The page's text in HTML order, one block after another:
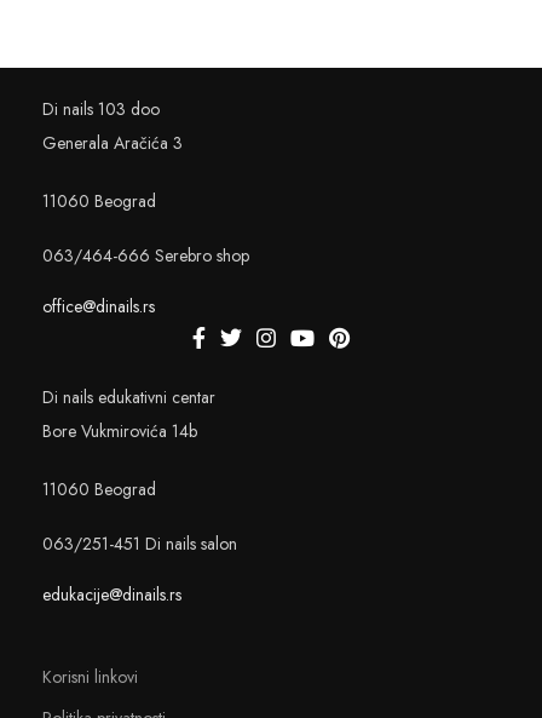
Di nails 103 doo
Generala Aračića 3
11060 Beograd
063/464-666 Serebro shop
office@dinails.rs
Di nails edukativni centar
Bore Vukmirovića 14b
11060 Beograd
063/251-451 Di nails salon
edukacije@dinails.rs
Korisni linkovi